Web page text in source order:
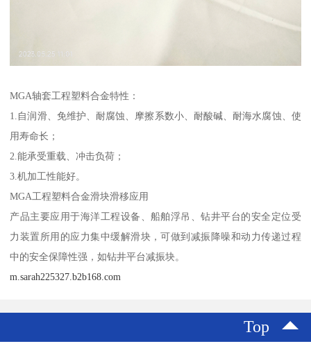
MGA轴套工程塑料合金特性：
1.自润滑、免维护、耐腐蚀、摩擦系数小、耐酸碱、耐海水腐蚀、使
用寿命长；
2.能承受重载、冲击负荷；
3.机加工性能好。
MGA工程塑料合金滑块滑移应用
产品主要应用于海洋工程设备、船舶浮吊、钻井平台的安全定位受
力装置所用的应力集中缓解滑块，可做到减振降噪和动力传递过程
中的安全保障性强，如钻井平台减振块。
m.sarah225327.b2b168.com
Top